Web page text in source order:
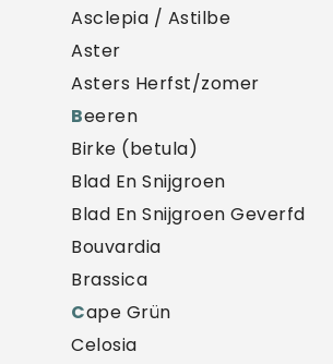
Asclepia / Astilbe
Aster
Asters Herfst/zomer
Beeren
Birke (betula)
Blad En Snijgroen
Blad En Snijgroen Geverfd
Bouvardia
Brassica
Cape Grün
Celosia